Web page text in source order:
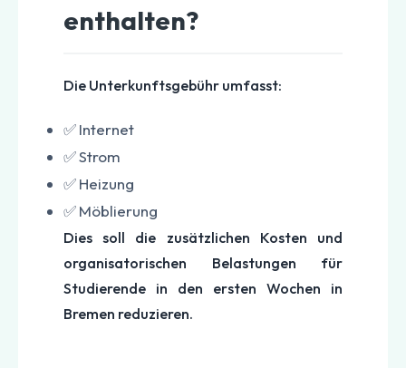
enthalten?
Die Unterkunftsgebühr umfasst:
✅ Internet
✅ Strom
✅ Heizung
✅ Möblierung
Dies soll die zusätzlichen Kosten und
organisatorischen Belastungen für
Studierende in den ersten Wochen in
Bremen reduzieren.